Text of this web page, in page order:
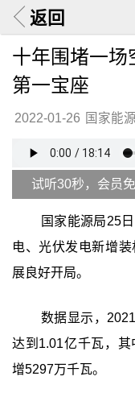
返回
十年围堵一场
第一宝座
2022-01-26 国家能
试听30秒，会员
国家能源局25
电、光伏发电新增
展良好开局。
数据显示，
达到1.01亿千瓦，
增5297万千瓦。